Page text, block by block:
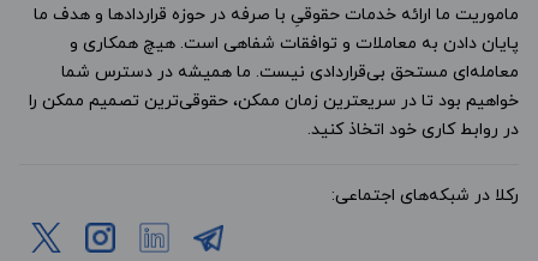
ماموریت ما ارائه خدمات حقوقیِ با صرفه در حوزه قراردادها و هدف ما
پایان دادن به معاملات و توافقات شفاهی است. هیچ همکاری و
معامله‌ای مستحق بی‌قراردادی نیست. ما همیشه در دسترس شما
خواهیم بود تا در سریعترین زمان ممکن، حقوقی‌ترین تصمیم ممکن را
در روابط کاری خود اتخاذ کنید.
رکلا در شبکه‌های اجتماعی: